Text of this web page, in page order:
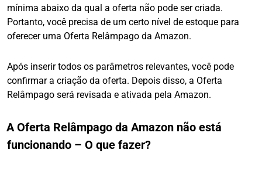
mínima abaixo da qual a oferta não pode ser criada.
Portanto, você precisa de um certo nível de estoque para
oferecer uma Oferta Relâmpago da Amazon.
Após inserir todos os parâmetros relevantes, você pode
confirmar a criação da oferta. Depois disso, a Oferta
Relâmpago será revisada e ativada pela Amazon.
A Oferta Relâmpago da Amazon não está
funcionando – O que fazer?